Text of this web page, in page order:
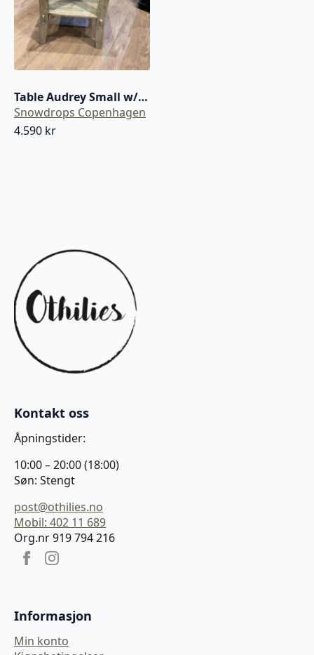
Table Audrey Small w/shelf
Snowdrops Copenhagen
4.590 kr
Kontakt oss
Åpningstider:
10:00 – 20:00 (18:00)
Søn: Stengt
post@othilies.no
Mobil: 402 11 689
Org.nr 919 794 216
Informasjon
Min konto